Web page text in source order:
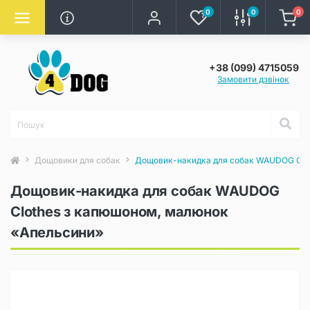
0 0 0
+38 (099) 4715059
Замовити дзвінок
Дощовики для собак Дощовик-накидка для собак WAUDOG
Дощовик-накидка для собак WAUDOG
Clothes з капюшоном, малюнок
«Апельсини»